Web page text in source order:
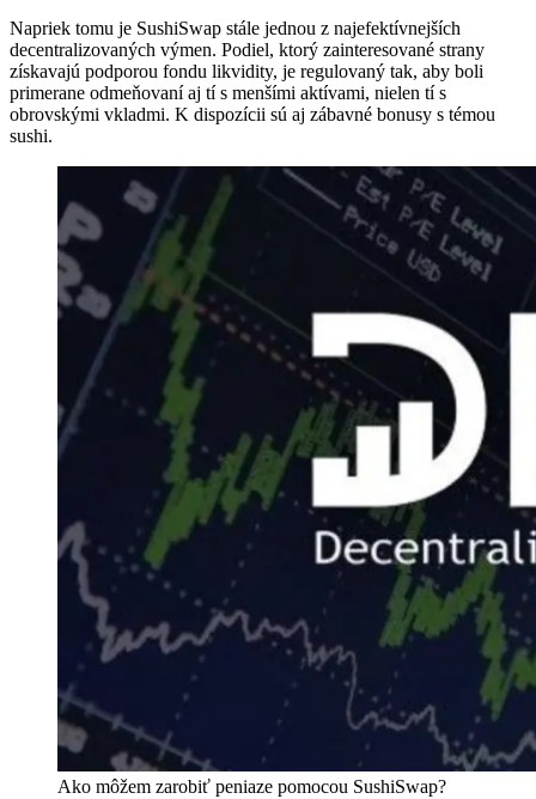
Napriek tomu je SushiSwap stále jednou z najefektívnejších
decentralizovaných výmen. Podiel, ktorý zainteresované strany
získavajú podporou fondu likvidity, je regulovaný tak, aby boli
primerane odmeňovaní aj tí s menšími aktívami, nielen tí s
obrovskými vkladmi. K dispozícii sú aj zábavné bonusy s témou
sushi.
Ako môžem zarobiť peniaze pomocou SushiSwap?